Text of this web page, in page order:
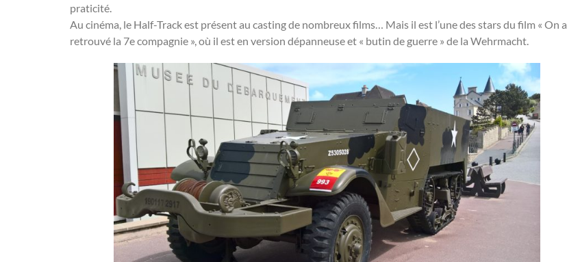
praticité.
Au cinéma, le Half-Track est présent au casting de nombreux films… Mais il est l’une des stars du film « On a
retrouvé la 7e compagnie », où il est en version dépanneuse et « butin de guerre » de la Wehrmacht.